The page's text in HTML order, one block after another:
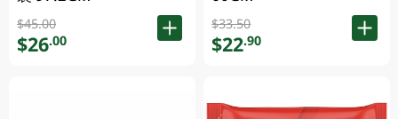
$45.00
$26.00
$33.50
$22.90